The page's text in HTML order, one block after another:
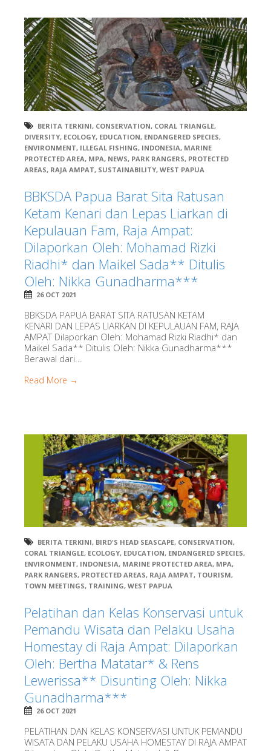
BERITA TERKINI, CONSERVATION, CORAL TRIANGLE,
DIVERSITY, ECOLOGY, EDUCATION, ENDANGERED SPECIES,
ENVIRONMENT, ILLEGAL FISHING, INDONESIA, MARINE
PROTECTED AREA, MPA, NEWS, PARK RANGERS, PROTECTED
AREAS, RAJA AMPAT, SUSTAINABILITY, WEST PAPUA
BBKSDA Papua Barat Sita Ratusan
Ketam Kenari dan Lepas Liarkan di
Kepulauan Fam, Raja Ampat:
Dilaporkan Oleh: Mohamad Rizki
Riadhi* dan Maikel Sada** Ditulis
Oleh: Nikka Gunadharma***
26 OCT 2021
BBKSDA PAPUA BARAT SITA RATUSAN KETAM
KENARI DAN LEPAS LIARKAN DI KEPULAUAN FAM, RAJA
AMPAT Dilaporkan Oleh: Mohamad Rizki Riadhi* dan
Maikel Sada** Ditulis Oleh: Nikka Gunadharma***
Berawal dari...
Read More →
BERITA TERKINI, BIRD'S HEAD SEASCAPE, CONSERVATION,
CORAL TRIANGLE, ECOLOGY, EDUCATION, ENDANGERED SPECIES,
ENVIRONMENT, INDONESIA, MARINE PROTECTED AREA, MPA,
PARK RANGERS, PROTECTED AREAS, RAJA AMPAT, TOURISM,
TOWN MEETINGS, TRAINING, WEST PAPUA
Pelatihan dan Kelas Konservasi untuk
Pemandu Wisata dan Pelaku Usaha
Homestay di Raja Ampat: Dilaporkan
Oleh: Bertha Matatar* & Rens
Lewerissa** Disunting Oleh: Nikka
Gunadharma***
26 OCT 2021
PELATIHAN DAN KELAS KONSERVASI UNTUK PEMANDU
WISATA DAN PELAKU USAHA HOMESTAY DI RAJA AMPAT